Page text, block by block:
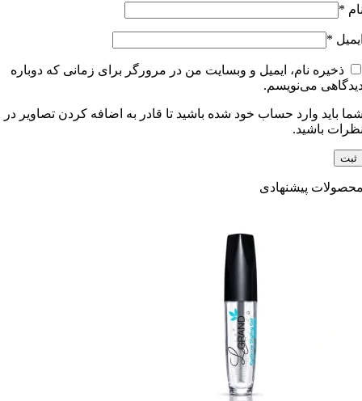
*
*
ذخیره نام، ایمیل و وبسایت من در مرورگر برای زمانی که دوباره
می‌نویسم.
باید وارد حساب خود شده باشید تا قادر به اضافه کردن تصاویر در
باشید.
پیشنهادی